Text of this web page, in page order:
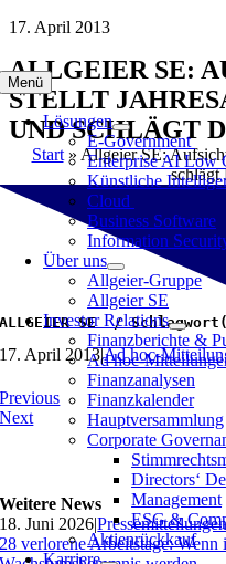
Zum
springen
Menü
Lösungen
E-Government
Enterprise AI Low
Künstliche
Cloud
Business Software
Information
Über uns
Allgeier-Gruppe
Allgeier SE
Investor Relations
Finanzberichte &
Ad hoc-
Finanzanalysen
Finanzkalender
Hauptversammlung
Corporate
Directors‘
Management
ESG &
Aktienrückkauf
Karriere
17. April 2013
ALLGEIER SE:
STELLT
UND SCHLÄGT
Start» Allgeier SE:
schlägt
ALLGEIER SE  /
17. April 2013|Ad hoc-
Previous
Next
Weitere News
18. Juni 2026|
28 verlorene Arbeitstage: Wenn